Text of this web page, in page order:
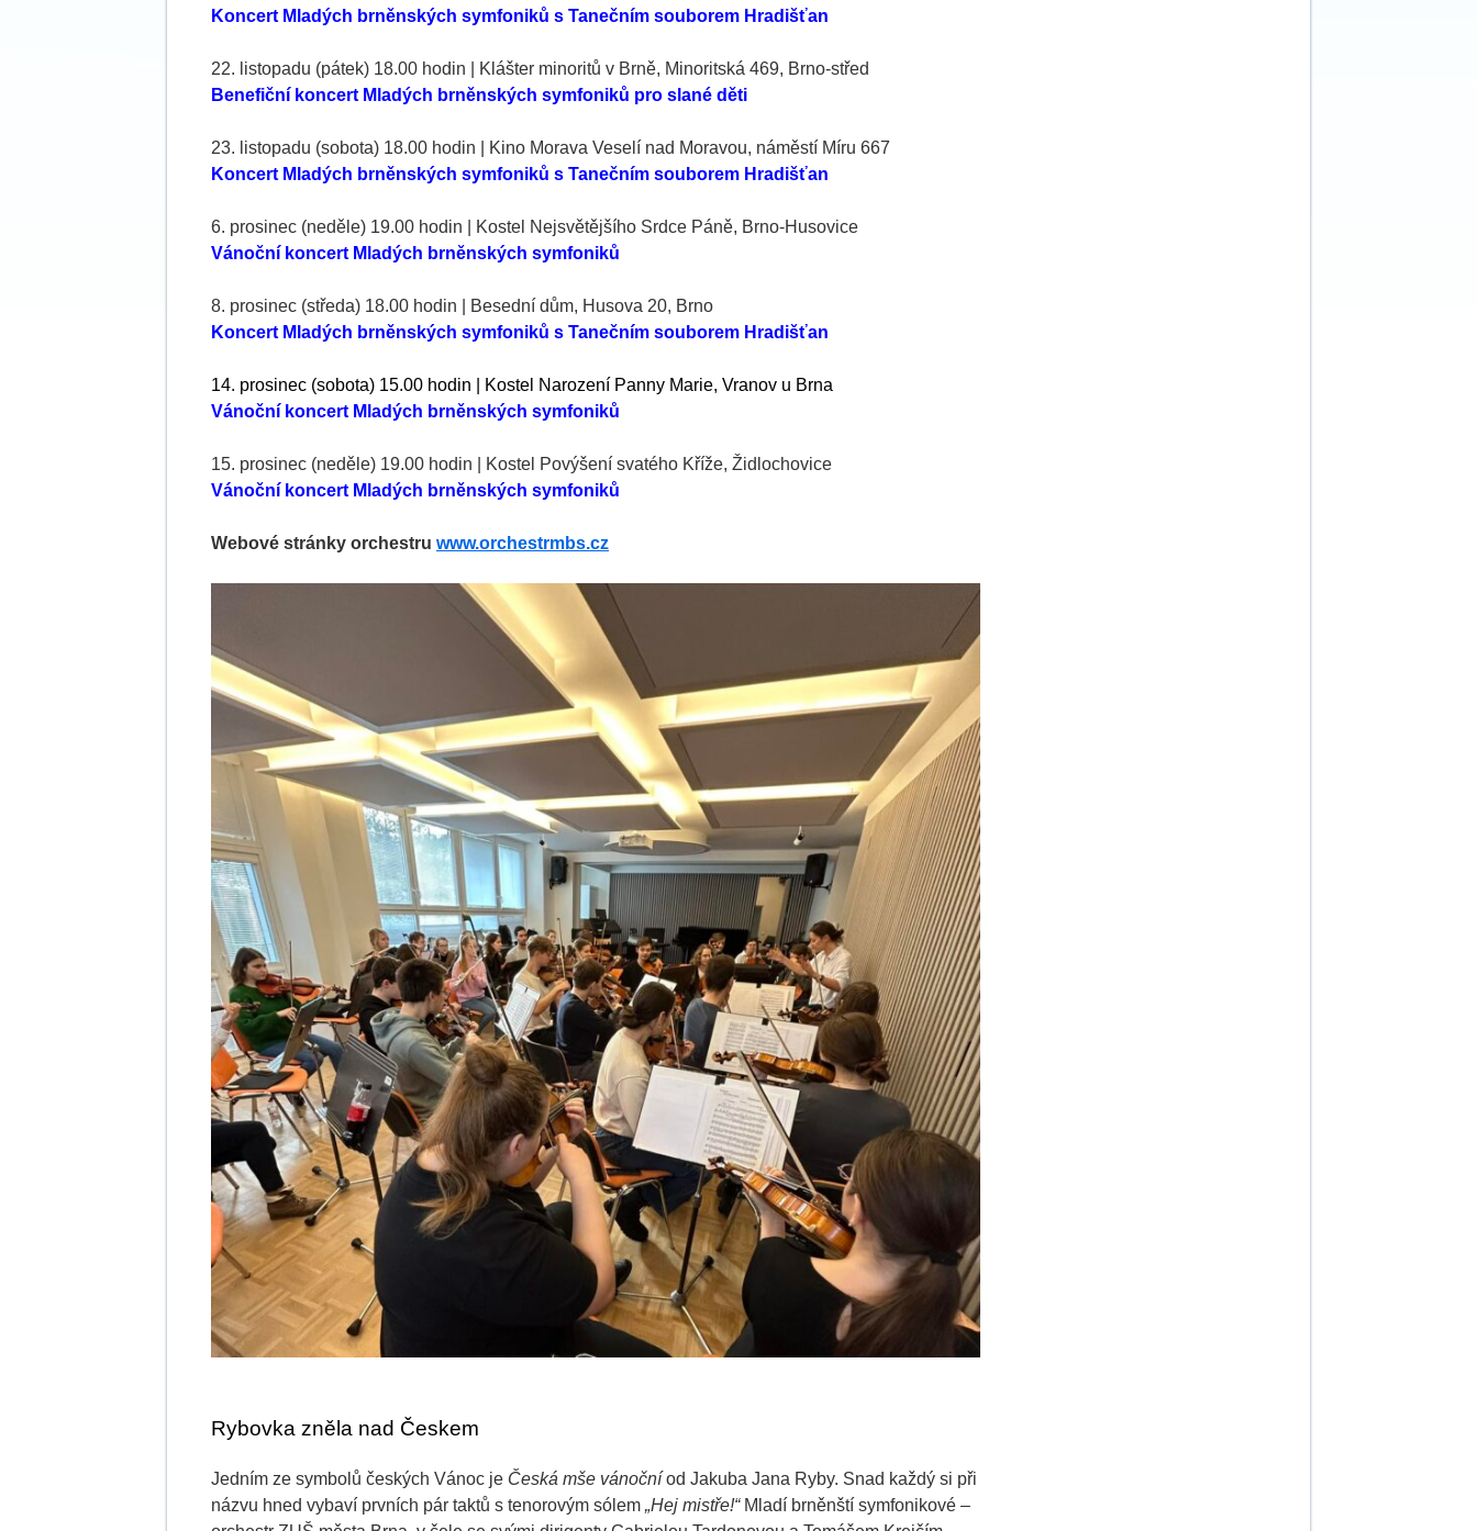
Koncert Mladých brněnských symfoniků s Tanečním souborem Hradišťan
22. listopadu (pátek) 18.00 hodin | Klášter minoritů v Brně, Minoritská 469, Brno-střed
Benefiční koncert Mladých brněnských symfoniků pro slané děti
23. listopadu (sobota) 18.00 hodin | Kino Morava Veselí nad Moravou, náměstí Míru 667
Koncert Mladých brněnských symfoniků s Tanečním souborem Hradišťan
6. prosinec (neděle) 19.00 hodin | Kostel Nejsvětějšího Srdce Páně, Brno-Husovice
Vánoční koncert Mladých brněnských symfoniků
8. prosinec (středa) 18.00 hodin | Besední dům, Husova 20, Brno
Koncert Mladých brněnských symfoniků s Tanečním souborem Hradišťan
14. prosinec (sobota) 15.00 hodin | Kostel Narození Panny Marie, Vranov u Brna
Vánoční koncert Mladých brněnských symfoniků
15. prosinec (neděle) 19.00 hodin | Kostel Povýšení svatého Kříže, Židlochovice
Vánoční koncert Mladých brněnských symfoniků
Webové stránky orchestru www.orchestrmbs.cz
Rybovka zněla nad Českem
Jedním ze symbolů českých Vánoc je Česká mše vánoční od Jakuba Jana Ryby. Snad každý si při
názvu hned vybaví prvních pár taktů s tenorovým sólem „Hej mistře!“ Mladí brněnští symfonikové –